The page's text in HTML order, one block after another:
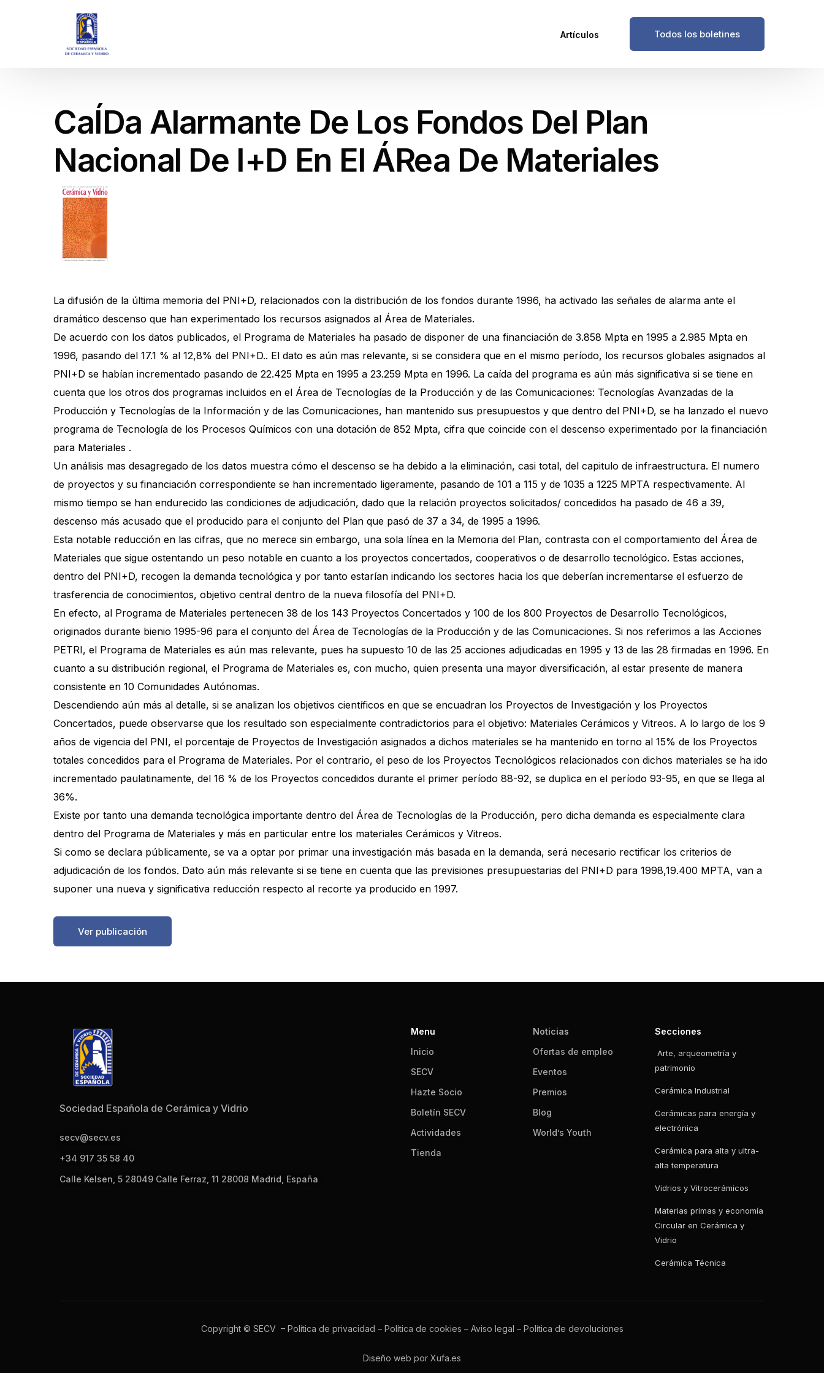
Artículos Todos los boletines
CaÍDa Alarmante De Los Fondos Del Plan
Nacional De I+D En El ÁRea De Materiales
La difusión de la última memoria del PNI+D, relacionados con la distribución de los fondos durante 1996, ha activado las señales de alarma ante el
dramático descenso que han experimentado los recursos asignados al Área de Materiales.
De acuerdo con los datos publicados, el Programa de Materiales ha pasado de disponer de una financiación de 3.858 Mpta en 1995 a 2.985 Mpta en
1996, pasando del 17.1 % al 12,8% del PNI+D.. El dato es aún mas relevante, si se considera que en el mismo período, los recursos globales asignados al
PNI+D se habían incrementado pasando de 22.425 Mpta en 1995 a 23.259 Mpta en 1996. La caída del programa es aún más significativa si se tiene en
cuenta que los otros dos programas incluidos en el Área de Tecnologías de la Producción y de las Comunicaciones: Tecnologías Avanzadas de la
Producción y Tecnologías de la Información y de las Comunicaciones, han mantenido sus presupuestos y que dentro del PNI+D, se ha lanzado el nuevo
programa de Tecnología de los Procesos Químicos con una dotación de 852 Mpta, cifra que coincide con el descenso experimentado por la financiación
para Materiales .
Un análisis mas desagregado de los datos muestra cómo el descenso se ha debido a la eliminación, casi total, del capitulo de infraestructura. El numero
de proyectos y su financiación correspondiente se han incrementado ligeramente, pasando de 101 a 115 y de 1035 a 1225 MPTA respectivamente. Al
mismo tiempo se han endurecido las condiciones de adjudicación, dado que la relación proyectos solicitados/ concedidos ha pasado de 46 a 39,
descenso más acusado que el producido para el conjunto del Plan que pasó de 37 a 34, de 1995 a 1996.
Esta notable reducción en las cifras, que no merece sin embargo, una sola línea en la Memoria del Plan, contrasta con el comportamiento del Área de
Materiales que sigue ostentando un peso notable en cuanto a los proyectos concertados, cooperativos o de desarrollo tecnológico. Estas acciones,
dentro del PNI+D, recogen la demanda tecnológica y por tanto estarían indicando los sectores hacia los que deberían incrementarse el esfuerzo de
trasferencia de conocimientos, objetivo central dentro de la nueva filosofía del PNI+D.
En efecto, al Programa de Materiales pertenecen 38 de los 143 Proyectos Concertados y 100 de los 800 Proyectos de Desarrollo Tecnológicos,
originados durante bienio 1995-96 para el conjunto del Área de Tecnologías de la Producción y de las Comunicaciones. Si nos referimos a las Acciones
PETRI, el Programa de Materiales es aún mas relevante, pues ha supuesto 10 de las 25 acciones adjudicadas en 1995 y 13 de las 28 firmadas en 1996. En
cuanto a su distribución regional, el Programa de Materiales es, con mucho, quien presenta una mayor diversificación, al estar presente de manera
consistente en 10 Comunidades Autónomas.
Descendiendo aún más al detalle, si se analizan los objetivos científicos en que se encuadran los Proyectos de Investigación y los Proyectos
Concertados, puede observarse que los resultado son especialmente contradictorios para el objetivo: Materiales Cerámicos y Vitreos. A lo largo de los 9
años de vigencia del PNI, el porcentaje de Proyectos de Investigación asignados a dichos materiales se ha mantenido en torno al 15% de los Proyectos
totales concedidos para el Programa de Materiales. Por el contrario, el peso de los Proyectos Tecnológicos relacionados con dichos materiales se ha ido
incrementado paulatinamente, del 16 % de los Proyectos concedidos durante el primer período 88-92, se duplica en el período 93-95, en que se llega al
36%.
Existe por tanto una demanda tecnológica importante dentro del Área de Tecnologías de la Producción, pero dicha demanda es especialmente clara
dentro del Programa de Materiales y más en particular entre los materiales Cerámicos y Vitreos.
Si como se declara públicamente, se va a optar por primar una investigación más basada en la demanda, será necesario rectificar los criterios de
adjudicación de los fondos. Dato aún más relevante si se tiene en cuenta que las previsiones presupuestarias del PNI+D para 1998,19.400 MPTA, van a
suponer una nueva y significativa reducción respecto al recorte ya producido en 1997.
Ver publicación
Sociedad Española de Cerámica y Vidrio
secv@secv.es
+34 917 35 58 40
Calle Kelsen, 5 28049 Calle Ferraz, 11 28008 Madrid, España
Menu
Inicio
SECV
Hazte Socio
Boletín SECV
Actividades
Tienda
Noticias
Ofertas de empleo
Eventos
Premios
Blog
World’s Youth
Secciones
Arte, arqueometría y
patrimonio
Cerámica Industrial
Cerámicas para energía y
electrónica
Cerámica para alta y ultra-
alta temperatura
Vidrios y Vitrocerámicos
Materias primas y economía
Circular en Cerámica y
Vidrio
Cerámica Técnica
Copyright © SECV – Política de privacidad – Política de cookies – Aviso legal – Política de devoluciones
Diseño web por Xufa.es